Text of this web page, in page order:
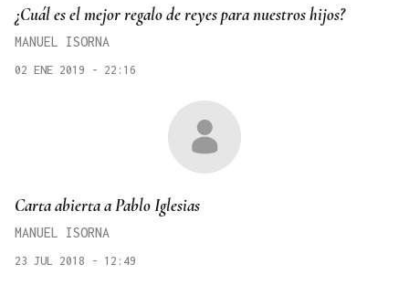
¿Cuál es el mejor regalo de reyes para nuestros hijos?
MANUEL ISORNA
02 ENE 2019 - 22:16
Carta abierta a Pablo Iglesias
MANUEL ISORNA
23 JUL 2018 - 12:49